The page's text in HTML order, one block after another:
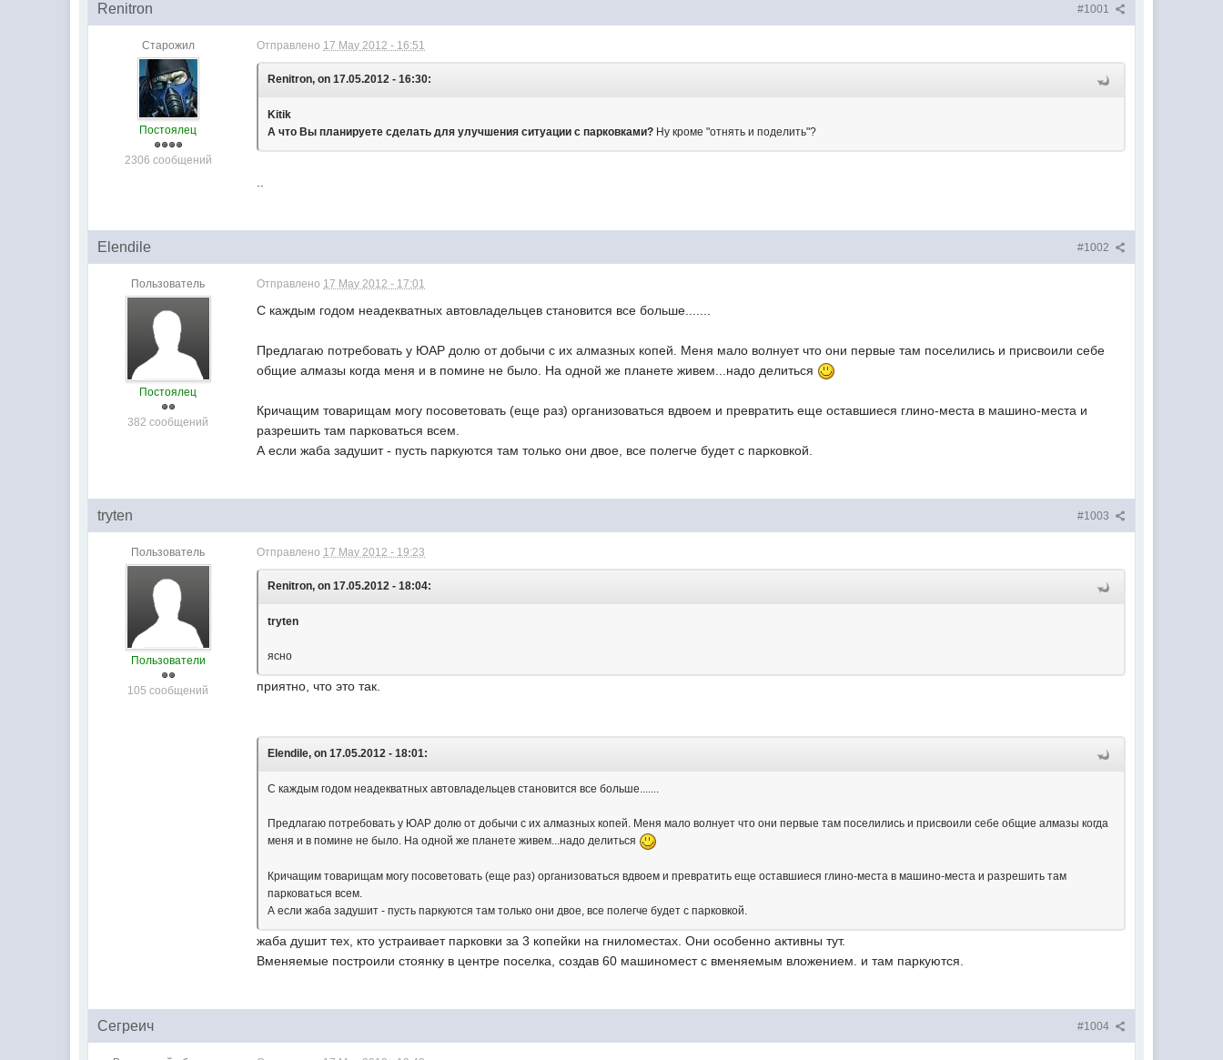
#1001
Renitron
Старожил
Постоялец
2306 сообщений
Отправлено 17 May 2012 - 16:51
Renitron, on 17.05.2012 - 16:30:
Kitik
А что Вы планируете сделать для улучшения ситуации с парковками? Ну кроме "отнять и поделить"?
#1002
Elendile
Пользователь
Постоялец
382 сообщений
Отправлено 17 May 2012 - 17:01
С каждым годом неадекватных автовладельцев становится все больше.......
Предлагаю потребовать у ЮАР долю от добычи с их алмазных копей. Меня мало волнует что они первые там поселились и присвоили себе
общие алмазы когда меня и в помине не было. На одной же планете живем...надо делиться
Кричащим товарищам могу посоветовать (еще раз) организоваться вдвоем и превратить еще оставшиеся глино-места в машино-места и
разрешить там парковаться всем.
А если жаба задушит - пусть паркуются там только они двое, все полегче будет с парковкой.
#1003
tryten
Пользователь
Пользователи
105 сообщений
Отправлено 17 May 2012 - 19:23
Renitron, on 17.05.2012 - 18:04:
tryten
ясно
приятно, что это так.
Elendile, on 17.05.2012 - 18:01:
С каждым годом неадекватных автовладельцев становится все больше.......
Предлагаю потребовать у ЮАР долю от добычи с их алмазных копей. Меня мало волнует что они первые там поселились и присвоили себе общие алмазы когда
меня и в помине не было. На одной же планете живем...надо делиться
Кричащим товарищам могу посоветовать (еще раз) организоваться вдвоем и превратить еще оставшиеся глино-места в машино-места и разрешить там
парковаться всем.
А если жаба задушит - пусть паркуются там только они двое, все полегче будет с парковкой.
жаба душит тех, кто устраивает парковки за 3 копейки на гниломестах. Они особенно активны тут.
Вменяемые построили стоянку в центре поселка, создав 60 машиномест с вменяемым вложением. и там паркуются.
#1004
Сегреич